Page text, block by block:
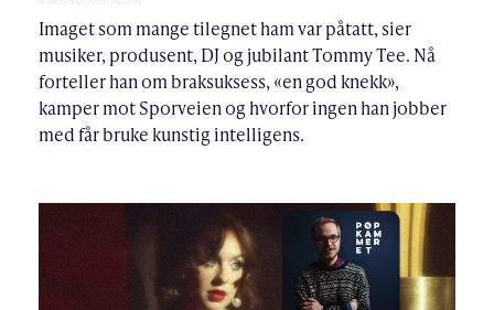
Imaget som mange tilegnet ham var påtatt, sier
musiker, produsent, DJ og jubilant Tommy Tee. Nå
forteller han om braksuksess, «en god knekk»,
kamper mot Sporveien og hvorfor ingen han jobber
med får bruke kunstig intelligens.